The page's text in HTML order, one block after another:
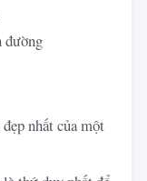
đường
nhất của một